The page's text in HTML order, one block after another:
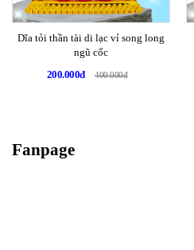
Dĩa tỏi thần tài di lạc vỉ song long
ngũ cốc
200.000đ
400.000đ
Fanpage